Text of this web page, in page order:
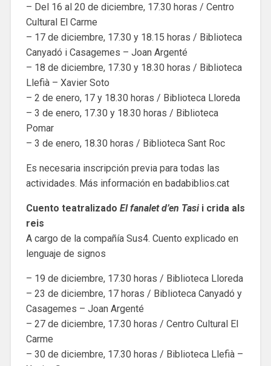
– Del 16 al 20 de diciembre, 17.30 horas / Centro
Cultural El Carme
– 17 de diciembre, 17.30 y 18.15 horas / Biblioteca
Canyadó i Casagemes – Joan Argenté
– 18 de diciembre, 17.30 y 18.30 horas / Biblioteca
Llefià – Xavier Soto
– 2 de enero, 17 y 18.30 horas / Biblioteca Lloreda
– 3 de enero, 17.30 y 18.30 horas / Biblioteca
Pomar
– 3 de enero, 18.30 horas / Biblioteca Sant Roc
Es necesaria inscripción previa para todas las
actividades. Más información en badabiblios.cat
Cuento teatralizado El fanalet d’en Tasii crida als
reis
A cargo de la compañía Sus4. Cuento explicado en
lenguaje de signos
– 19 de diciembre, 17.30 horas / Biblioteca Lloreda
– 23 de diciembre, 17 horas / Biblioteca Canyadó y
Casagemes – Joan Argenté
– 27 de diciembre, 17.30 horas / Centro Cultural El
Carme
– 30 de diciembre, 17.30 horas / Biblioteca Llefià –